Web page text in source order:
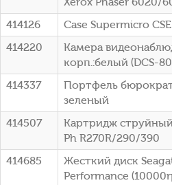
414126
Case Supermicro
414220
Камера
корп.:белый (DCS-
414337
Портфель бюрократ
зеленый
414507
Картридж струйный
Ph R270R/290/390
414685
Жесткий диск
Performance